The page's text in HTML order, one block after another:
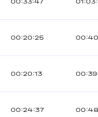
00:33:47
00:20:25
00:20:13
00:24:37